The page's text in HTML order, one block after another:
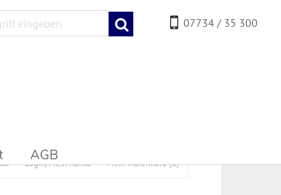
07734 / 35 300
AGB Mein Warenkorb(0)
Login/Mein Konto